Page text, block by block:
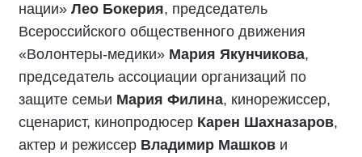
нации» Лео Бокерия, председатель
Всероссийского общественного движения
«Волонтеры-медики» Мария Якунчикова,
председатель ассоциации организаций по
защите семьи Мария Филина, кинорежиссер,
сценарист, кинопродюсер Карен Шахназаров,
актер и режиссер Владимир Машков и